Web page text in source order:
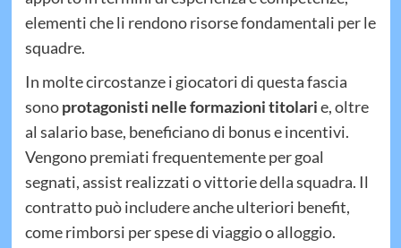
elementi che li rendono risorse fondamentali per le
squadre.
In molte circostanze i giocatori di questa fascia
sonoprotagonisti nelle formazioni titolarie, oltre
al salario base, beneficiano di bonus e incentivi.
Vengono premiati frequentemente per goal
segnati, assist realizzati o vittorie della squadra. Il
contratto può includere anche ulteriori benefit,
come rimborsi per spese di viaggio o alloggio.